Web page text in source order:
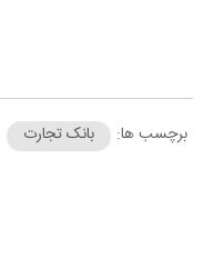
برچسب ها: بانک تجارت